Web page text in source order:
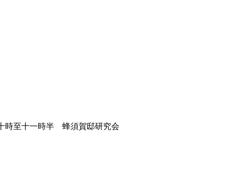
至十一時半 蜂須賀邸研究会